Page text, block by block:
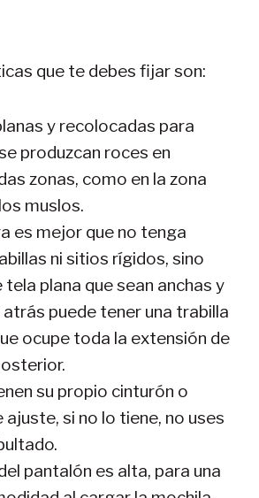
que te debes fijar son:
y recolocadas para
produzcan roces en
zonas, como en la zona
muslos.
es mejor que no tenga
ni sitios rígidos, sino
plana que sean anchas y
puede tener una trabilla
ocupe toda la extensión de
su propio cinturón o
si no lo tiene, no uses
pantalón es alta, para una